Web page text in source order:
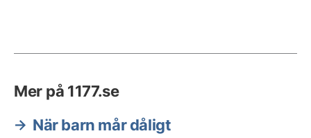
Mer på 1177.se
När barn mår dåligt